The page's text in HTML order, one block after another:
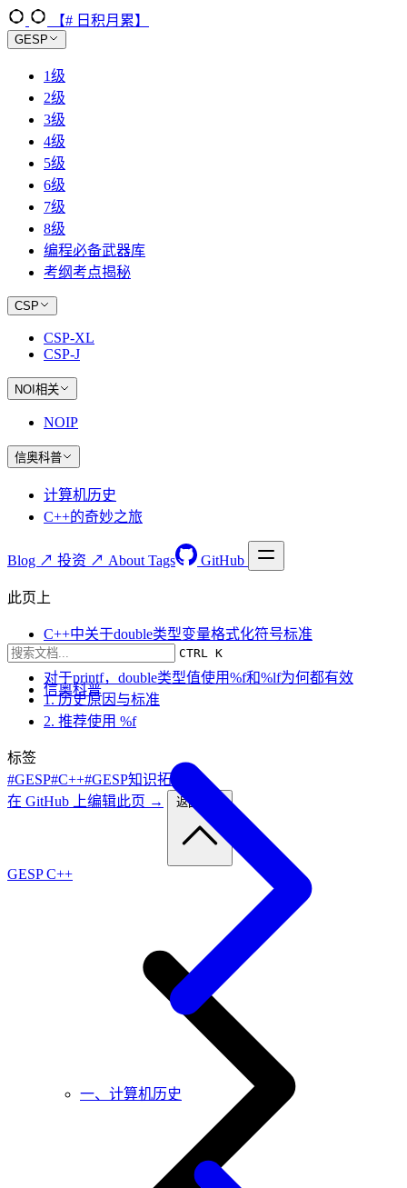
【# 日积月累】
GESP
1级
2级
3级
4级
5级
6级
7级
8级
编程必备武器库
考纲考点揭秘
CSP
CSP-XL
CSP-J
NOI相关
NOIP
信奥科普
计算机历史
C++的奇妙之旅
Blog ↗ 投资 ↗ About Tags GitHub
CTRL K
信奥科普
一、计算机历史
此页上
C++中关于double类型变量格式化符号标准
总结
对于printf，double类型值使用%f和%lf为何都有效
1. 历史原因与标准
2. 推荐使用 %f
标签
#GESP#C++#GESP知识拓展
在 GitHub 上编辑此页 →
返回顶部
GESP C++